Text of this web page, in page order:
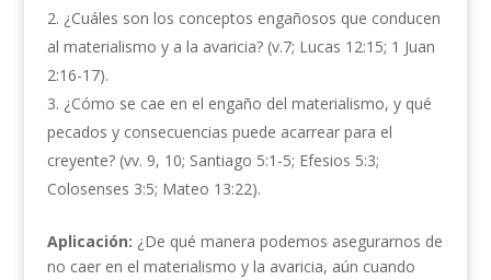
¿Cuáles son los conceptos engañosos que conducen
al materialismo y a la avaricia? (v.7; Lucas 12:15; 1 Juan
2:16-17).
¿Cómo se cae en el engaño del materialismo, y qué
pecados y consecuencias puede acarrear para el
creyente? (vv. 9, 10; Santiago 5:1-5; Efesios 5:3;
Colosenses 3:5; Mateo 13:22).
Aplicación: ¿De qué manera podemos asegurarnos de
no caer en el materialismo y la avaricia, aún cuando